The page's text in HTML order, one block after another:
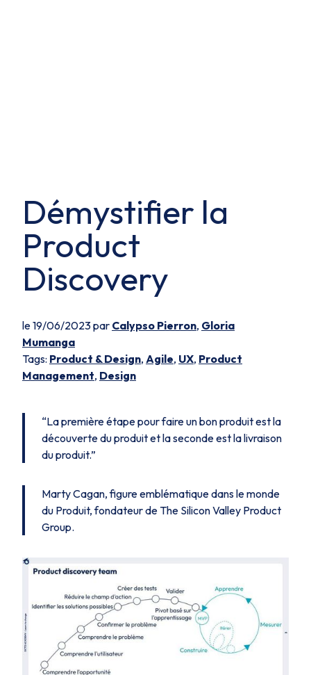
Démystifier la
Product
Discovery
le 19/06/2023 par Calypso Pierron, Gloria
Mumanga
Tags: Product & Design, Agile, UX, Product
Management, Design
“La première étape pour faire un bon produit est la
découverte du produit et la seconde est la livraison
du produit.”
Marty Cagan, figure emblématique dans le monde
du Produit, fondateur de The Silicon Valley Product
Group.